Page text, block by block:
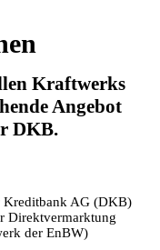
Kraftwerks
Angebot
DKB.
Kreditbank AG (DKB)
Direktvermarktung
der EnBW)